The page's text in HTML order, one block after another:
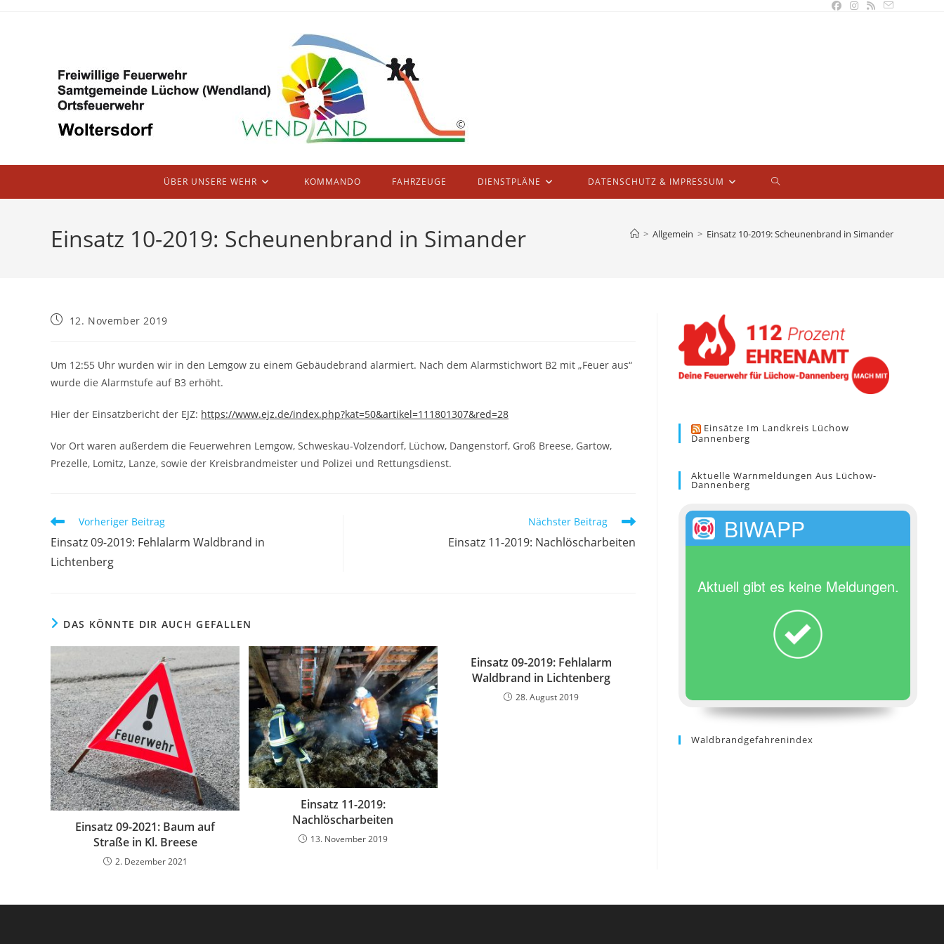
ÜBER UNSERE WEHR KOMMANDO FAHRZEUGE DIENSTPLÄNE DATENSCHUTZ & IMPRESSUM WEBSITE-
Einsatz 10-2019: Scheunenbrand in Simander > Allgemein > Einsatz 10-2019: Scheunenbrand in Simander
Beitrag12. November 2019
Um 12:55 Uhr wurden wir in den Lemgow zu einem Gebäudebrand alarmiert. Nach dem Alarmstichwort B2 mit „Feuer aus“
wurde die Alarmstufe auf B3 erhöht.
Hier der Einsatzbericht der EJZ: https://www.ejz.de/index.php?kat=50&artikel=111801307&red=28
Vor Ort waren außerdem die Feuerwehren Lemgow, Schweskau-Volzendorf, Lüchow, Dangenstorf, Groß Breese, Gartow,
Prezelle, Lomitz, Lanze, sowie der Kreisbrandmeister und Polizei und Rettungsdienst.
Weitere
ansehen
Vorheriger Beitrag
Einsatz 09-2019: Fehlalarm Waldbrand in
Lichtenberg
Nächster Beitrag
Einsatz 11-2019: Nachlöscharbeiten
DAS KÖNNTE DIR AUCH GEFALLEN
Einsatz 09-2021: Baum auf
Straße in Kl. Breese
2. Dezember 2021
Einsatz 11-2019:
Nachlöscharbeiten
13. November 2019
Einsatz 09-2019: Fehlalarm
Waldbrand in Lichtenberg
28. August 2019
Einsätze Im Landkreis Lüchow
Dannenberg
Aktuelle Warnmeldungen Aus Lüchow-
Dannenberg
BIWAPP
Aktuell gibt es keine Meldungen.
Waldbrandgefahrenindex